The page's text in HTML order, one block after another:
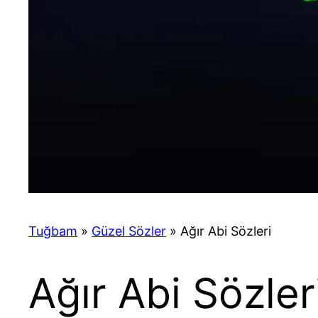
Tuğbam » Güzel Sözler » Ağır Abi Sözleri
Ağır Abi